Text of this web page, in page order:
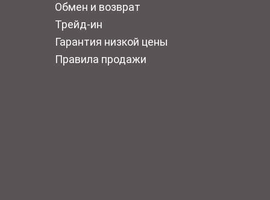
Обмен и возврат
Трейд-ин
Гарантия низкой цены
Правила продажи